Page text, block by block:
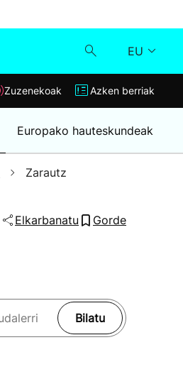
EU
Klisk
Zuzenekoak
Azken berriak
Zuzenekoak Azken berriak
Europako hauteskundeak
Zarautz
Elkarbanatu Gorde
Bilatu